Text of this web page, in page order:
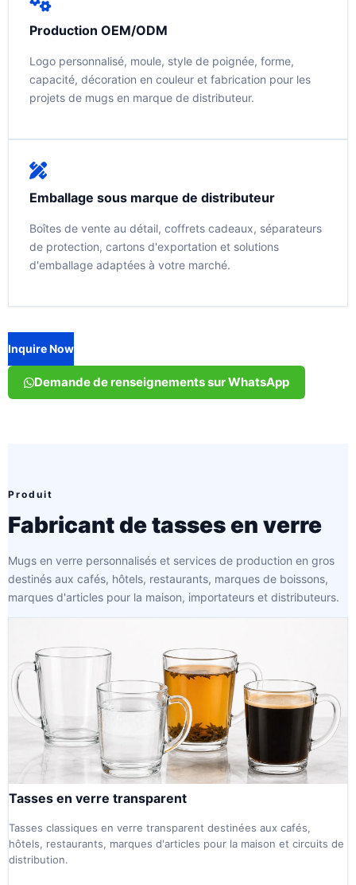
Production OEM/ODM
Logo personnalisé, moule, style de poignée, forme,
capacité, décoration en couleur et fabrication pour les
projets de mugs en marque de distributeur.
Emballage sous marque de distributeur
Boîtes de vente au détail, coffrets cadeaux, séparateurs
de protection, cartons d'exportation et solutions
d'emballage adaptées à votre marché.
Inquire Now
Demande de renseignements sur WhatsApp
Produit
Fabricant de tasses en verre
Mugs en verre personnalisés et services de production en gros
destinés aux cafés, hôtels, restaurants, marques de boissons,
marques d'articles pour la maison, importateurs et distributeurs.
Tasses en verre transparent
Tasses classiques en verre transparent destinées aux cafés,
hôtels, restaurants, marques d'articles pour la maison et circuits de
distribution.